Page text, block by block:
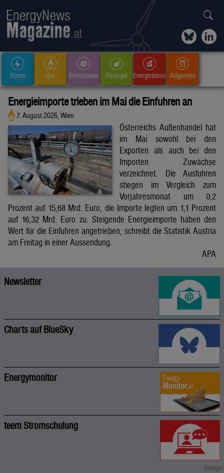
Strom Gas Emissionen Ökologie Energiebörse Allgemein
Energieimporte trieben im Mai die Einfuhren an
7. August 2026, Wien
Österreichs Außenhandel hat
im Mai sowohl bei den
Exporten als auch bei den
Importen Zuwächse
verzeichnet. Die Ausfuhren
stiegen im Vergleich zum
Vorjahresmonat um 0,2
Prozent auf 15,68 Mrd. Euro, die Importe legten um 1,1 Prozent
auf 16,32 Mrd. Euro zu. Steigende Energieimporte haben den
Wert für die Einfuhren angetrieben, schreibt die Statistik Austria
am Freitag in einer Aussendung.
APA
Newsletter
Charts auf BlueSky
Energymonitor
teem Stromschulung